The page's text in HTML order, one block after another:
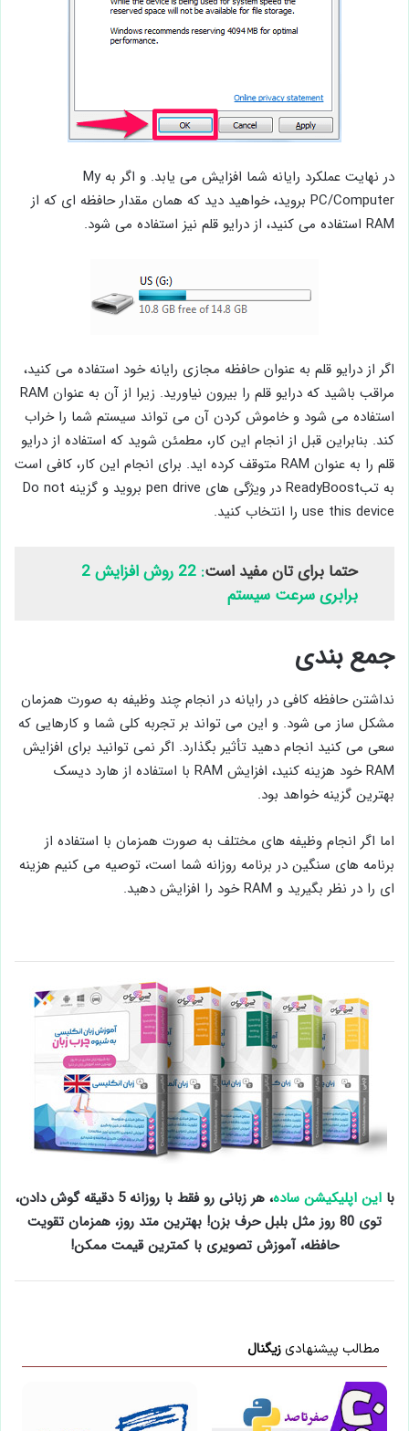
در نهایت عملکرد رایانه شما افزایش می یابد. و اگر به My
PC/Computer بروید، خواهید دید که همان مقدار حافظه ای که از
RAM استفاده می کنید، از درایو قلم نیز استفاده می شود.
اگر از درایو قلم به عنوان حافظه مجازی رایانه خود استفاده می کنید،
مراقب باشید که درایو قلم را بیرون نیاورید. زیرا از آن به عنوان RAM
استفاده می شود و خاموش کردن آن می تواند سیستم شما را خراب
کند. بنابراین قبل از انجام این کار، مطمئن شوید که استفاده از درایو
قلم را به عنوان RAM متوقف کرده اید. برای انجام این کار، کافی است
به تبReadyBoost در ویژگی های pen drive بروید و گزینه Do not
use this device را انتخاب کنید.
حتما برای تان مفید است
: 22 روش افزایش 2
برابری سرعت سیستم
جمع بندی
نداشتن حافظه کافی در رایانه در انجام چند وظیفه به صورت همزمان
مشکل ساز می شود. و این می تواند بر تجربه کلی شما و کارهایی که
سعی می کنید انجام دهید تأثیر بگذارد. اگر نمی توانید برای افزایش
RAM خود هزینه کنید، افزایش RAM با استفاده از هارد دیسک
بهترین گزینه خواهد بود.
اما اگر انجام وظیفه های مختلف به صورت همزمان با استفاده از
برنامه های سنگین در برنامه روزانه شما است، توصیه می کنیم هزینه
ای را در نظر بگیرید و RAM خود را افزایش دهید.
بااین اپلیکیشن ساده
، هر زبانی رو فقط با روزانه 5 دقیقه گوش دادن،
توی 80 روز مثل بلبل حرف بزن! بهترین متد روز، همزمان تقویت
حافظه، آموزش تصویری با کمترین قیمت ممکن!